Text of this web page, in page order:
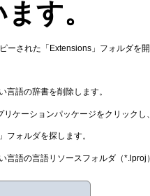
す。
ーされた「Extensions」フォルダを
言語の辞書を削除します。
ケーションパッケージをクリック
フォルダを探します。
言語の言語リソースフォルダ（*.lproj